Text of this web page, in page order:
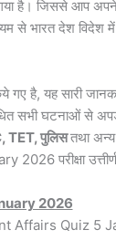
है। जिससे आप अपने
भारत देश विदेश में
गए है, यह सारी
सभी घटनाओं से
पुलिसतथा
परीक्षा
2026
Affairs Quiz 5